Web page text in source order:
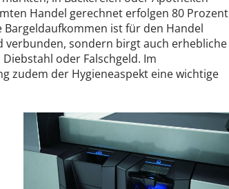
Handel gerechnet erfolgen 80 Prozent
ist für den Handel
sondern birgt auch erhebliche
oder Falschgeld. Im
zudem der Hygieneaspekt eine wichtige